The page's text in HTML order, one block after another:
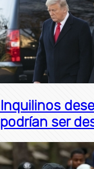
Inquilinos
podrían ser